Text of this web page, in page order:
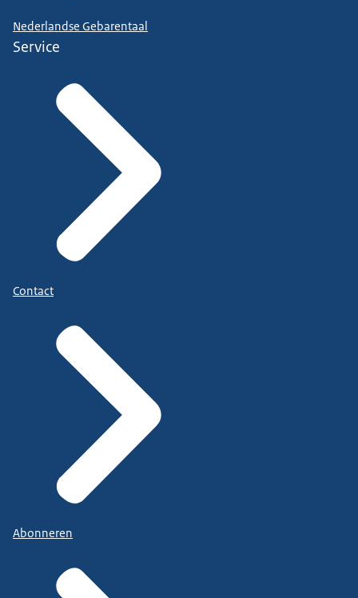
Nederlandse Gebarentaal
Service
Contact
Abonneren